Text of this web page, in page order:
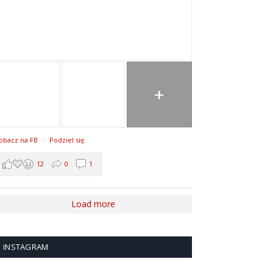
+
na FB · Podziel się
12 0 1
Load more
INSTAGRAM